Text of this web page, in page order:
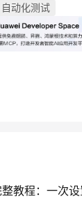
自动化测试
教程：一次